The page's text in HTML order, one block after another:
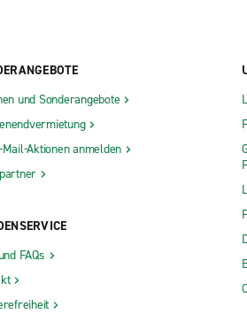
und Sonderangebote
Aktionen anmelden
FAQs